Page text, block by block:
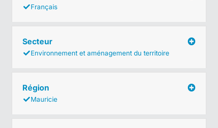
Français
Secteur
Environnement et aménagement du territoire
Région
Mauricie